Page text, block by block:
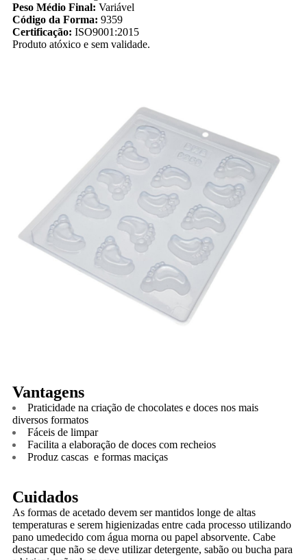
Peso Médio Final: Variável
Código da Forma: 9359
Certificação: ISO9001:2015
Produto atóxico e sem validade.
Vantagens
Praticidade na criação de chocolates e doces nos mais
diversos formatos
Fáceis de limpar
Facilita a elaboração de doces com recheios
Produz cascas e formas maciças
Cuidados
As formas de acetado devem ser mantidos longe de altas
temperaturas e serem higienizadas entre cada processo utilizando
pano umedecido com água morna ou papel absorvente. Cabe
destacar que não se deve utilizar detergente, sabão ou bucha para